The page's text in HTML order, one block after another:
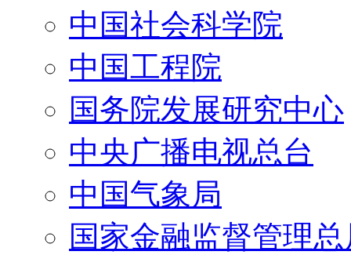
中国社会科学院
中国工程院
国务院发展研究中心
中央广播电视总台
中国气象局
国家金融监督管理